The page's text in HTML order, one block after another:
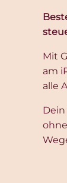
Mit
am
alle